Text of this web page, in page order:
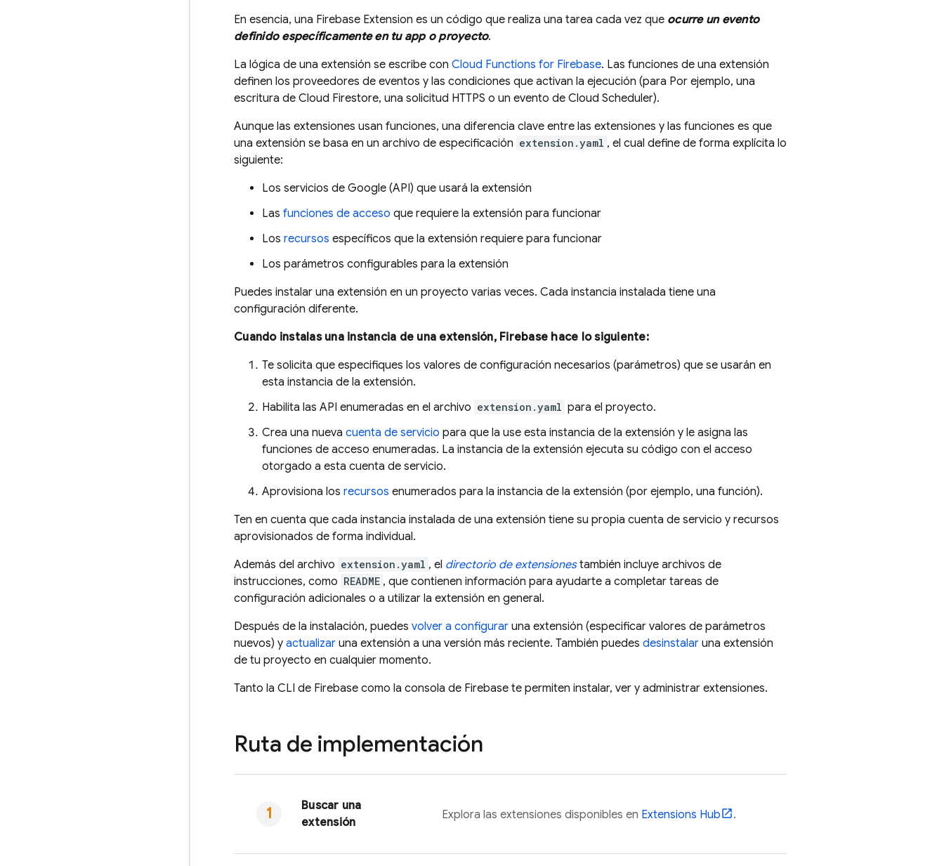
En esencia, una Firebase Extension es un código que realiza una tarea cada vez que ocurre un evento
definido específicamente en tu app o proyecto.
La lógica de una extensión se escribe con Cloud Functions for Firebase. Las funciones de una extensión
definen los proveedores de eventos y las condiciones que activan la ejecución (para Por ejemplo, una
escritura de Cloud Firestore, una solicitud HTTPS o un evento de Cloud Scheduler).
Aunque las extensiones usan funciones, una diferencia clave entre las extensiones y las funciones es que
una extensión se basa en un archivo de especificación extension.yaml , el cual define de forma explícita lo
siguiente:
Los servicios de Google (API) que usará la extensión
Las funciones de acceso que requiere la extensión para funcionar
Los recursos específicos que la extensión requiere para funcionar
Los parámetros configurables para la extensión
Puedes instalar una extensión en un proyecto varias veces. Cada instancia instalada tiene una
configuración diferente.
Cuando instalas una instancia de una extensión, Firebase hace lo siguiente:
Te solicita que especifiques los valores de configuración necesarios (parámetros) que se usarán en
esta instancia de la extensión.
Habilita las API enumeradas en el archivo extension.yaml para el proyecto.
Crea una nueva cuenta de servicio para que la use esta instancia de la extensión y le asigna las
funciones de acceso enumeradas. La instancia de la extensión ejecuta su código con el acceso
otorgado a esta cuenta de servicio.
Aprovisiona los recursos enumerados para la instancia de la extensión (por ejemplo, una función).
Ten en cuenta que cada instancia instalada de una extensión tiene su propia cuenta de servicio y recursos
aprovisionados de forma individual.
Además del archivo extension.yaml , el directorio de extensionestambién incluye archivos de
instrucciones, como README , que contienen información para ayudarte a completar tareas de
configuración adicionales o a utilizar la extensión en general.
Después de la instalación, puedes volver a configurar una extensión (especificar valores de parámetros
nuevos) y actualizar una extensión a una versión más reciente. También puedes desinstalar una extensión
de tu proyecto en cualquier momento.
Tanto la CLI de Firebase como la consola de Firebase te permiten instalar, ver y administrar extensiones.
Ruta de implementación
Buscar una
extensión
Explora las extensiones disponibles en Extensions Hub .